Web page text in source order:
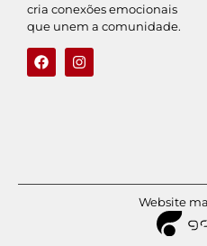
cria conexões emocionais
que unem a comunidade.
Website